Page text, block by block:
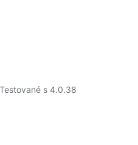
Testované s 4.0.38